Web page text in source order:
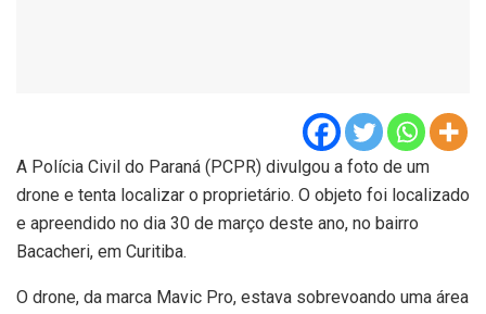
A Polícia Civil do Paraná (PCPR) divulgou a foto de um
drone e tenta localizar o proprietário. O objeto foi localizado
e apreendido no dia 30 de março deste ano, no bairro
Bacacheri, em Curitiba.
O drone, da marca Mavic Pro, estava sobrevoando uma área